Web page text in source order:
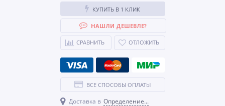
КУПИТЬ В 1 КЛИК
НАШЛИ ДЕШЕВЛЕ?
СРАВНИТЬ ОТЛОЖИТЬ
ВСЕ СПОСОБЫ ОПЛАТЫ
Доставка в Определение...